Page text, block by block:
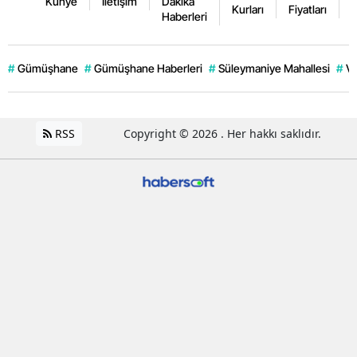
Haberleri
Kurları
Fiyatları
# Gümüşhane # Gümüşhane Haberleri # Süleymaniye Mahallesi #
RSS Copyright © 2026 . Her hakkı saklıdır.